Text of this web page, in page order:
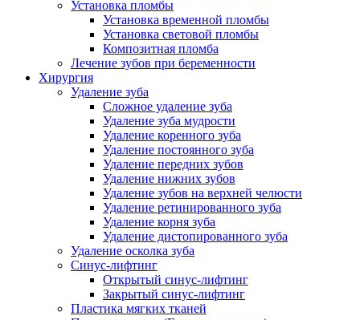
Установка пломбы
Установка временной пломбы
Установка световой пломбы
Композитная пломба
Лечение зубов при беременности
Хирургия
Удаление зуба
Сложное удаление зуба
Удаление зуба мудрости
Удаление коренного зуба
Удаление постоянного зуба
Удаление передних зубов
Удаление нижних зубов
Удаление зубов на верхней челюсти
Удаление ретинированного зуба
Удаление корня зуба
Удаление дистопированного зуба
Удаление осколка зуба
Синус-лифтинг
Открытый синус-лифтинг
Закрытый синус-лифтинг
Пластика мягких тканей